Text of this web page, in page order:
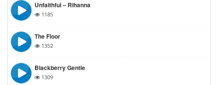
Unfaithful – Rihanna
1185
The Floor
1352
Blackberry Gentle
1309